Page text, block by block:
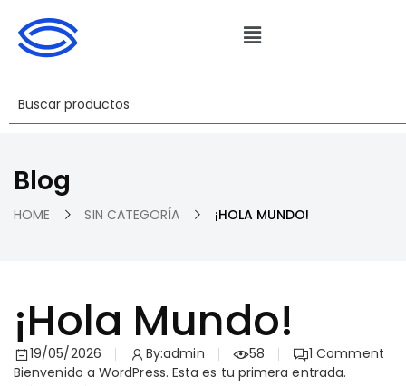
Blog
HOME SIN CATEGORÍA ¡HOLA MUNDO!
¡Hola Mundo!
19/05/2026 By:admin 58 1Comment
Bienvenido a WordPress. Esta es tu primera entrada.